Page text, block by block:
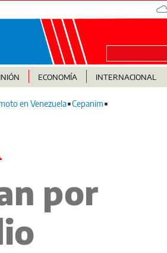
ECONOMÍA INTERNACIONAL
en Venezuela Cepanim
por